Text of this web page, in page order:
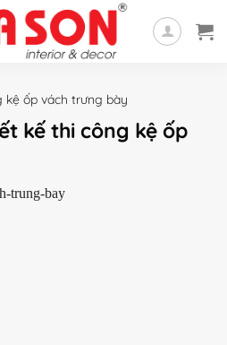
kệ ốp vách trưng bày
kế thi công kệ ốp